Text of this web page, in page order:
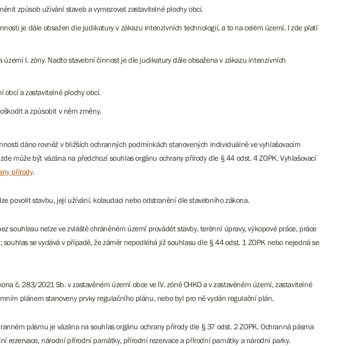
způsob užívání staveb a vymezovat zastavitelné plochy obcí.
je dále obsažen dle judikatury v zákazu intenzivních technologií, a to na celém území. I zde platí
území I. zóny. Nadto stavební činnost je dle judikatury dále obsažena v zákazu intenzivních
obcí a zastavitelné plochy obcí.
a způsobit v něm změny.
dáno rovněž v bližších ochranných podmínkách stanovených individuálně ve vyhlašovacím
může být vázána na předchozí souhlas orgánu ochrany přírody dle § 44 odst. 4 ZOPK. Vyhlašovací
přírody.
povolit stavbu, její užívání, kolaudaci nebo odstranění dle stavebního zákona.
souhlasu nelze ve zvláště chráněném území provádět stavby, terénní úpravy, výkopové práce, práce
se vydává v případě, že záměr nepodléhá již souhlasu dle § 44 odst. 1 ZOPK nebo nejedná se
č. 283/2021 Sb. v zastavěném území obce ve IV. zóně CHKO a v zastavěném území, zastavitelné
plánem stanoveny prvky regulačního plánu, nebo byl pro ně vydán regulační plán.
pásmu je vázána na souhlas orgánu ochrany přírody dle § 37 odst. 2 ZOPK. Ochranná pásma
národní přírodní památky, přírodní rezervace a přírodní památky a národní parky.